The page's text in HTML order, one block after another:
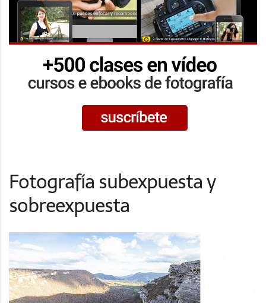
Fotografía subexpuesta y
sobreexpuesta